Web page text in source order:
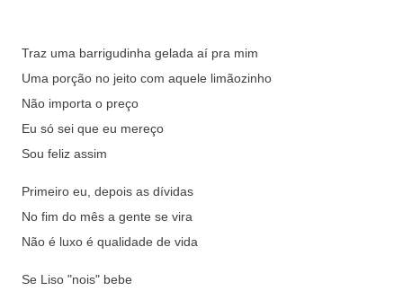
Traz uma barrigudinha gelada aí pra mim
Uma porção no jeito com aquele limãozinho
Não importa o preço
Eu só sei que eu mereço
Sou feliz assim
Primeiro eu, depois as dívidas
No fim do mês a gente se vira
Não é luxo é qualidade de vida
Se Liso "nois" bebe